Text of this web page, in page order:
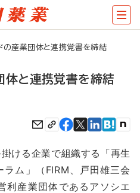
の産業団体と連携覚書を締結
体と連携覚書を締結
ける企業で組織する「再生
ム」（FIRM、戸田雄三会
利産業団体であるアソシエ